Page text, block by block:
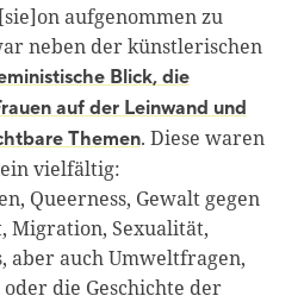
aufgenommen zu
neben der künstlerischen
Blick, die
auf der Leinwand und
Themen. Diese waren
vielfältig:
Queerness, Gewalt gegen
Migration, Sexualität,
aber auch Umweltfragen,
die Geschichte der